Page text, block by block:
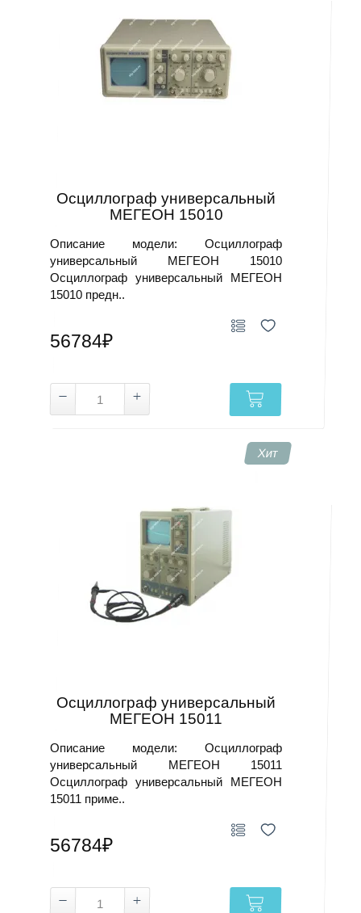
Осциллограф универсальный
МЕГЕОН 15010
Описание модели: Осциллограф
универсальный МЕГЕОН 15010
Осциллограф универсальный МЕГЕОН
15010 предн..
56784₽
Хит
Осциллограф универсальный
МЕГЕОН 15011
Описание модели: Осциллограф
универсальный МЕГЕОН 15011
Осциллограф универсальный МЕГЕОН
15011 приме..
56784₽